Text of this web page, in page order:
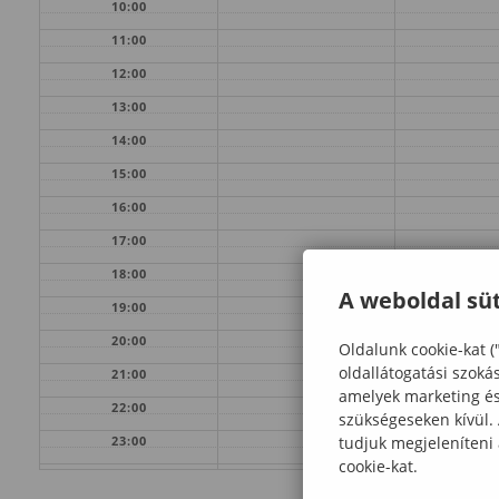
10:00
11:00
12:00
13:00
14:00
15:00
16:00
17:00
18:00
19:00
20:00
21:00
22:00
23:00
A weboldal
Oldalunk cookie-kat
oldallátogatási
amelyek marketing
szükségeseken
tudjuk megjeleníteni
cookie-kat.